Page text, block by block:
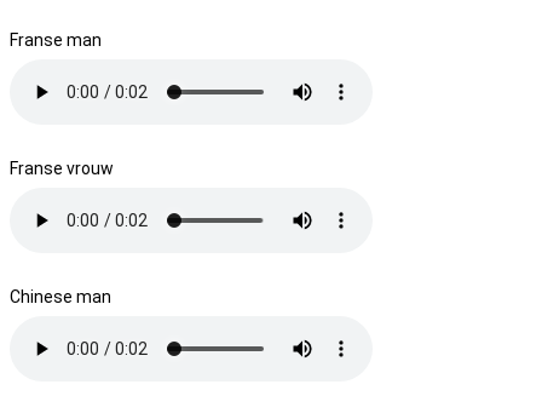
Franse man
Franse vrouw
Chinese man